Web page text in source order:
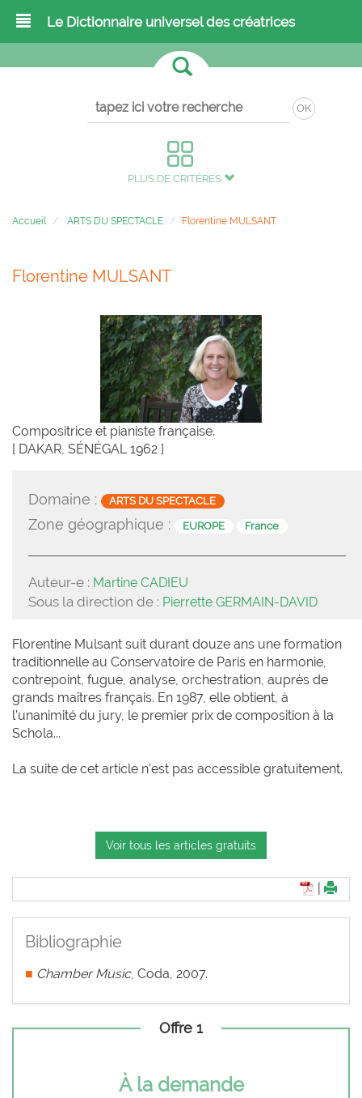
Le Dictionnaire universel des créatrices
OK
PLUS DE CRITÈRES
Accueil ARTS DU SPECTACLE Florentine MULSANT
Florentine MULSANT
Compositrice et pianiste française.
[ DAKAR, SÉNÉGAL 1962 ]
Domaine : ARTS DU SPECTACLE
Zone géographique : EUROPE France
Auteur-e : Martine CADIEU
Sous la direction de : Pierrette GERMAIN-DAVID
Florentine Mulsant suit durant douze ans une formation
traditionnelle au Conservatoire de Paris en harmonie,
contrepoint, fugue, analyse, orchestration, auprès de
grands maîtres français. En 1987, elle obtient, à
l’unanimité du jury, le premier prix de composition à la
Schola...
La suite de cet article n'est pas accessible gratuitement.
Voir tous les articles gratuits
Bibliographie
■ Chamber Music, Coda, 2007.
Offre 1
À la demande